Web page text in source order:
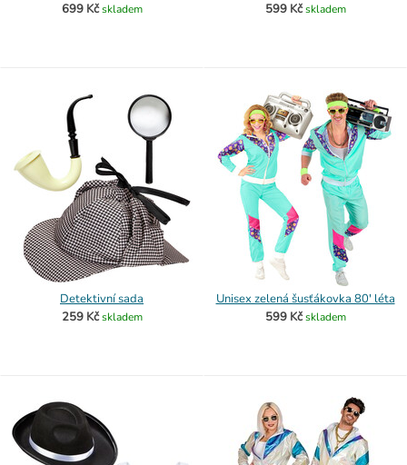
699 Kč skladem
599 Kč skladem
Detektivní sada
259 Kč skladem
Unisex zelená šusťákovka 80' léta
599 Kč skladem